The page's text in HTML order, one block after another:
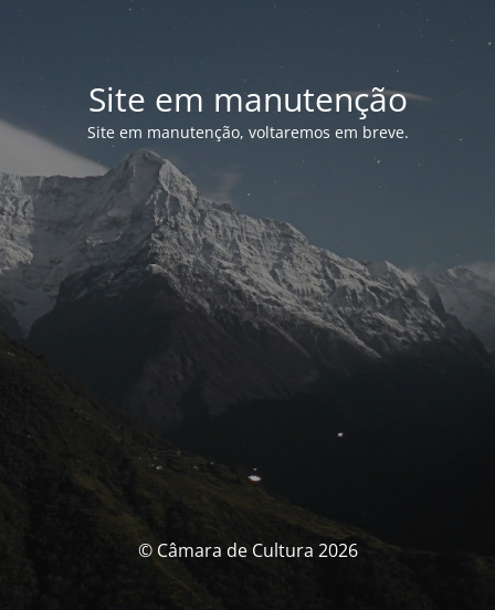
Site em manutenção
Site em manutenção, voltaremos em breve.
© Câmara de Cultura 2026